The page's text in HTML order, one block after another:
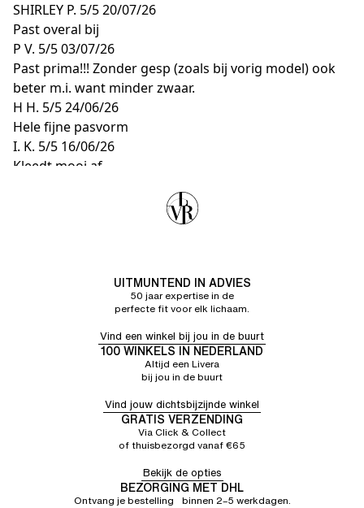
SHIRLEY P. 5/520/07/26
Past overal bij
P V. 5/503/07/26
Past prima!!! Zonder gesp (zoals bij vorig model) ook
beter m.i. want minder zwaar.
H H. 5/524/06/26
Hele fijne pasvorm
I. K. 5/5 16/06/26
Kleedt mooi af
UITMUNTEND IN ADVIES
50 jaar expertise in de
perfecte fit voor elk lichaam.
Vind een winkel bij jou in de buurt
100 WINKELS IN NEDERLAND
Altijd een Livera
bij jou in de buurt
Vind jouw dichtsbijzijnde winkel
GRATIS VERZENDING
Via Click & Collect
of thuisbezorgd vanaf €65
Bekijk de opties
BEZORGING MET DHL
Ontvang je bestelling binnen 2–5 werkdagen.